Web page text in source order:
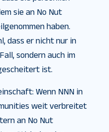
sie an No Nut
haben.
dass er nicht nur in
sondern auch im
ist.
Wenn NNN in
weit verbreitet
an No Nut